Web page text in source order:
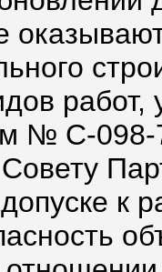
работ,
№ С-
к